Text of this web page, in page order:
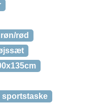
rød
sportstaske